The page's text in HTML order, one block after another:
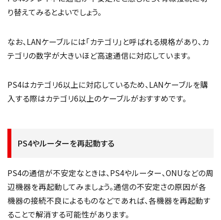
り替えてみるとよいでしょう。
なお、LANケーブルには「カテゴリ」と呼ばれる規格があり、カ
テゴリの数字が大きいほど高速通信に対応しています。
PS4はカテゴリ6以上に対応しているため、LANケーブルを購
入する際はカテゴリ6以上のケーブルがおすすめです。
PS4やルーターを再起動する
PS4の通信が不安定なときは、PS4やルーター、ONUなどの周
辺機器を再起動してみましょう。通信の不安定さの原因が各
機器の接続不良によるものなどであれば、各機器を再起動す
ることで解消する可能性があります。